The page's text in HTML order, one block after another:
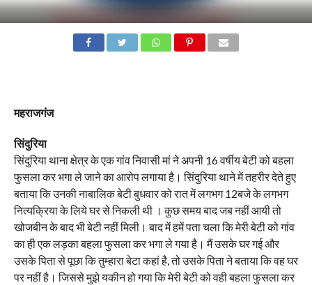
महराजगंज
सिंदुरिया
सिंदुरिया थाना क्षेत्र के एक गांव निवासी मां ने अपनी 16 वर्षीय बेटी को बहला
फुसला कर भगा ले जाने का आरोप लगाया है। सिंदुरिया थाने में तहरीर देते हुए
बताया कि उनकी नाबालिक बेटी बुधवार को रात में लगभग 12बजे के लगभग
नित्यक्रिया के लिये घर से निकली थी । कुछ समय बाद जब नहीं आयी तो
खोजबीन के बाद भी बेटी नहीं मिली। बाद में हमें पता चला कि मेरी बेटी को गांव
का ही एक लड़का बहला फुसला कर भगा ले गया है। मैं उसके घर गई और
उसके पिता से पूछा कि तुम्हारा बेटा कहां है, तो उसके पिता ने बताया कि वह घर
पर नहीं है। जिससे मुझे यकीन हो गया कि मेरी बेटी को वही बहला फुसला कर